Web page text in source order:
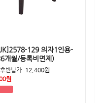
129 의자1인용-
개월/등록비면제)
반납가 12,400원
원